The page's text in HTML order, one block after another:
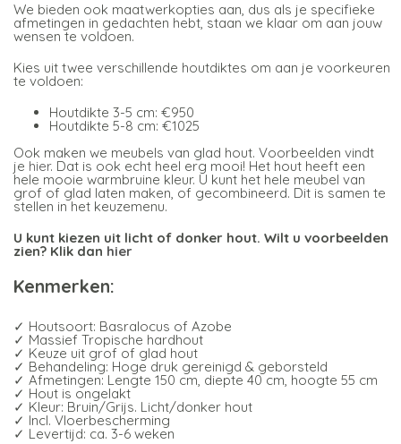
We bieden ook maatwerkopties aan, dus als je specifieke
afmetingen in gedachten hebt, staan we klaar om aan jouw
wensen te voldoen.
Kies uit twee verschillende houtdiktes om aan je voorkeuren
te voldoen:
Houtdikte 3-5 cm: €950
Houtdikte 5-8 cm: €1025
Ook maken we meubels van glad hout. Voorbeelden vindt
je hier. Dat is ook echt heel erg mooi! Het hout heeft een
hele mooie warmbruine kleur. U kunt het hele meubel van
grof of glad laten maken, of gecombineerd. Dit is samen te
stellen in het keuzemenu.
U kunt kiezen uit licht of donker hout. Wilt u voorbeelden
zien? Klik dan hier
Kenmerken:
✓ Houtsoort: Basralocus of Azobe
✓ Massief Tropische hardhout
✓ Keuze uit grof of glad hout
✓ Behandeling: Hoge druk gereinigd & geborsteld
✓ Afmetingen: Lengte 150 cm, diepte 40 cm, hoogte 55 cm
✓ Hout is ongelakt
✓ Kleur: Bruin/Grijs. Licht/donker hout
✓ Incl. Vloerbescherming
✓ Levertijd: ca. 3-6 weken